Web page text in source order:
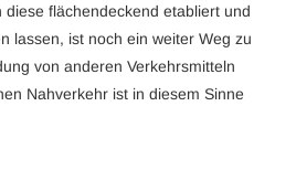
diese flächendeckend etabliert und
lassen, ist noch ein weiter Weg zu
von anderen Verkehrsmitteln
Nahverkehr ist in diesem Sinne